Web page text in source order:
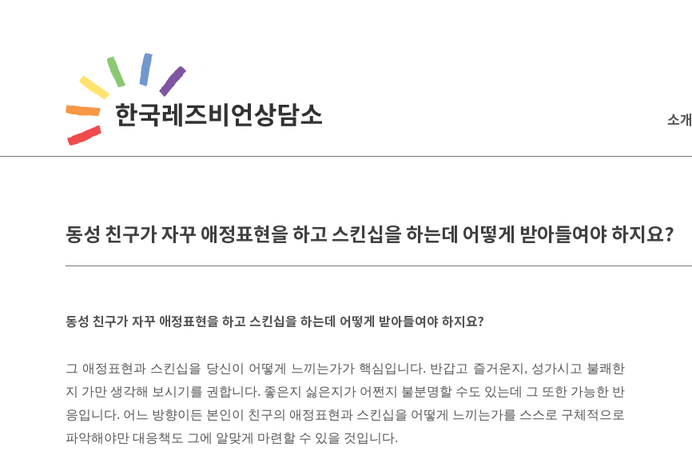
소개
동성 친구가 자꾸 애정표현을 하고 스킨십을 하는데 어떻게 받아들여야 하지요?
동성 친구가 자꾸 애정표현을 하고 스킨십을 하는데 어떻게 받아들여야 하지요?
그 애정표현과 스킨십을 당신이 어떻게 느끼는가가 핵심입니다. 반갑고 즐거운지, 성가시고 불쾌한
지 가만 생각해 보시기를 권합니다. 좋은지 싫은지가 어쩐지 불분명할 수도 있는데 그 또한 가능한 반
응입니다. 어느 방향이든 본인이 친구의 애정표현과 스킨십을 어떻게 느끼는가를 스스로 구체적으로
파악해야만 대응책도 그에 알맞게 마련할 수 있을 것입니다.